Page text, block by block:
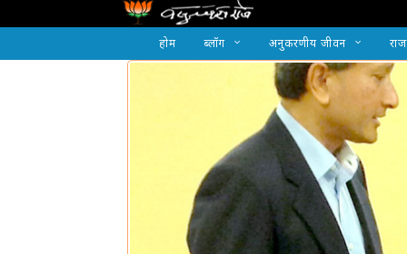
होम ब्लॉग अनुकरणीय जीवन